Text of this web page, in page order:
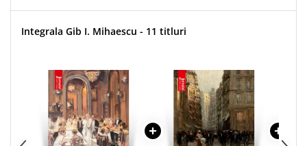
Integrala Gib I. Mihaescu - 11 titluri